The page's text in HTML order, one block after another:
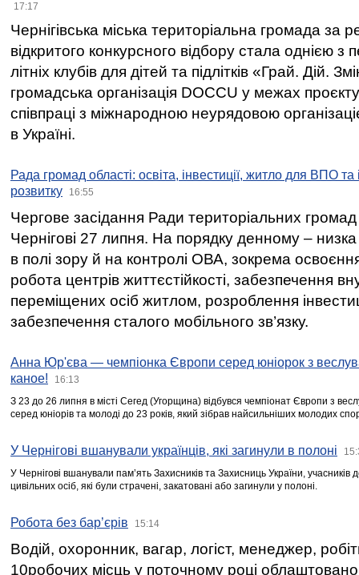
17:17
Чернігівська міська територіальна громада за
відкритого конкурсного відбору стала однією
літніх клубів для дітей та підлітків «Грай. Дій.
громадська організація DOCCU у межах
співпраці з міжнародною неурядовою
в Україні.
Рада громад області: освіта, інвестиції, житло для ВПО
розвитку
16:55
Чергове засідання Ради територіальних громад
Чернігові 27 липня. На порядку денному –
в полі зору й на контролі ОВА, зокрема освоєння
робота центрів життєстійкості, забезпечення
переміщених осіб житлом, розроблення
забезпечення сталого мобільного зв’язку.
Анна Юр'єва — чемпіонка Європи серед юніорок з
каное!
16:13
З 23 до 26 липня в місті Сегед (Угорщина) відбувся чемпіонат Європи з
серед юніорів та молоді до 23 років, який зібрав найсильніших молодих
У Чернігові вшанували українців, які загинули в полоні
У Чернігові вшанували пам’ять Захисників та Захисниць України,
цивільних осіб, які були страчені, закатовані або загинули у полоні.
Робота без бар’єрів 15:14
Водій, охоронник, вагар, логіст, менеджер,
10робочих місць у поточному році